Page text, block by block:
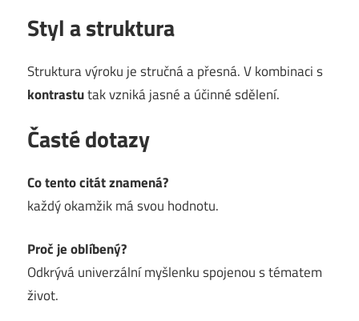
Styl a struktura
Struktura výroku je stručná a přesná. V kombinaci s
kontrastutak vzniká jasné a účinné sdělení.
Časté dotazy
Co tento citát znamená?
každý okamžik má svou hodnotu.
Proč je oblíbený?
Odkrývá univerzální myšlenku spojenou s tématem
život.